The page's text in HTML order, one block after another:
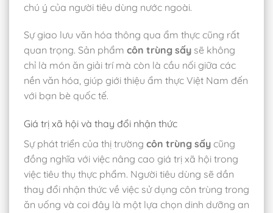
chú ý của người tiêu dùng nước ngoài.
Sự giao lưu văn hóa thông qua ẩm thực cũng rất
quan trọng. Sản phẩm côn trùng sấy sẽ không
chỉ là món ăn giải trí mà còn là cầu nối giữa các
nền văn hóa, giúp giới thiệu ẩm thực Việt Nam đến
với bạn bè quốc tế.
Giá trị xã hội và thay đổi nhận thức
Sự phát triển của thị trường côn trùng sấy cũng
đồng nghĩa với việc nâng cao giá trị xã hội trong
việc tiêu thụ thực phẩm. Người tiêu dùng sẽ dần
thay đổi nhận thức về việc sử dụng côn trùng trong
ăn uống và coi đây là một lựa chọn dinh dưỡng an